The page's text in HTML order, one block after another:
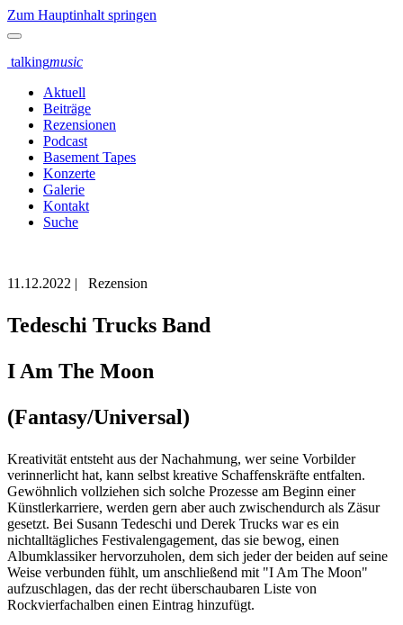
Zum Hauptinhalt springen
talkingmusic
Aktuell
Beiträge
Rezensionen
Podcast
Basement Tapes
Konzerte
Galerie
Kontakt
Suche
11.12.2022 | Rezension
Tedeschi Trucks Band
I Am The Moon
(Fantasy/Universal)
Kreativität entsteht aus der Nachahmung, wer seine Vorbilder
verinnerlicht hat, kann selbst kreative Schaffenskräfte entfalten.
Gewöhnlich vollziehen sich solche Prozesse am Beginn einer
Künstlerkarriere, werden gern aber auch zwischendurch als Zäsur
gesetzt. Bei Susann Tedeschi und Derek Trucks war es ein
nichtalltägliches Festivalengagement, das sie bewog, einen
Albumklassiker hervorzuholen, dem sich jeder der beiden auf seine
Weise verbunden fühlt, um anschließend mit "I Am The Moon"
aufzuschlagen, das der recht überschaubaren Liste von
Rockvierfachalben einen Eintrag hinzufügt.